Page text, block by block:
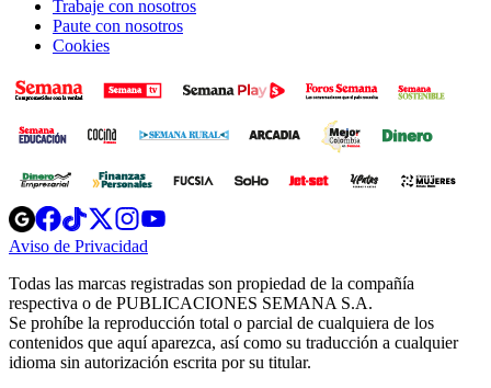
Trabaje con nosotros
Paute con nosotros
Cookies
Opens
in
new
Opens
in
new
Opens
in
new
window
Opens
new
windowwindow
Aviso de Privacidad
new
window
Todas las marcas registradas son propiedad de la compañía
respectiva o de PUBLICACIONES SEMANA S.A.
Se prohíbe la reproducción total o parcial de cualquiera de los
contenidos que aquí aparezca, así como su traducción a cualquier
idioma sin autorización escrita por su titular.